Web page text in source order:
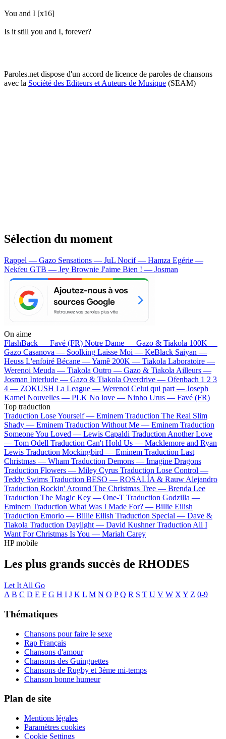
You and I [x16]
Is it still you and I, forever?
Paroles.net dispose d'un accord de licence de paroles de chansons
avec la Société des Editeurs et Auteurs de Musique (SEAM)
Sélection du moment
Rappel — Gazo Sensations — JuL Nocif — Hamza Egérie —
Nekfeu GTB — Jey Brownie J'aime Bien ! — Josman
On aime
FlashBack — Favé (FR) Notre Dame — Gazo & Tiakola 100K —
Gazo Casanova — Soolking Laisse Moi — KeBlack Saiyan —
Heuss L'enfoiré Bécane —Yamê 200K — Tiakola Laboratoire —
Werenoi Meuda — Tiakola Outro — Gazo & Tiakola Ailleurs —
Josman Interlude — Gazo & Tiakola Overdrive — Ofenbach 1 2 3
4 — ZOKUSH La League — Werenoi Celui qui part — Joseph
Kamel Nouvelles — PLK No love — Ninho Urus — Favé (FR)
Top traduction
Traduction Lose Yourself — Eminem Traduction The Real Slim
Shady — Eminem Traduction Without Me — Eminem Traduction
Someone You Loved — Lewis Capaldi Traduction Another Love
— Tom Odell Traduction Can't Hold Us — Macklemore and Ryan
Lewis Traduction Mockingbird — Eminem Traduction Last
Christmas — Wham Traduction Demons — Imagine Dragons
Traduction Flowers — Miley Cyrus Traduction Lose Control —
Teddy Swims Traduction BESO — ROSALÍA & Rauw Alejandro
Traduction Rockin' Around The Christmas Tree — Brenda Lee
Traduction The Magic Key — One-T Traduction Godzilla —
Eminem Traduction What Was I Made For? — Billie Eilish
Traduction Emorio — Billie Eilish Traduction Special — Dave &
Tiakola Traduction Daylight — David Kushner Traduction All I
Want For Christmas Is You — Mariah Carey
HP mobile
Les plus grands succès de RHODES
Let It All Go
A B C D E F G H I J K L M N O P Q R S T U V W X Y Z 0-9
Thématiques
Chansons pour faire le sexe
Rap Français
Chansons d'amour
Chansons des Guinguettes
Chansons de Rugby et 3ème mi-temps
Chanson bonne humeur
Plan de site
Mentions légales
Paramètres cookies
Cookie Settings